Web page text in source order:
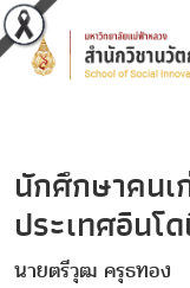
นักศึกษาคนเ
ประเทศอินโ
นายตรีวุฒ ครุธทอง